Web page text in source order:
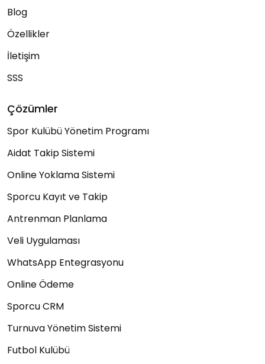
Blog
Özellikler
İletişim
SSS
Çözümler
Spor Kulübü Yönetim Programı
Aidat Takip Sistemi
Online Yoklama Sistemi
Sporcu Kayıt ve Takip
Antrenman Planlama
Veli Uygulaması
WhatsApp Entegrasyonu
Online Ödeme
Sporcu CRM
Turnuva Yönetim Sistemi
Futbol Kulübü